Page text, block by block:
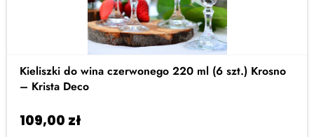
Kieliszki do wina czerwonego 220 ml (6 szt.) Krosno
– Krista Deco
109,00 zł